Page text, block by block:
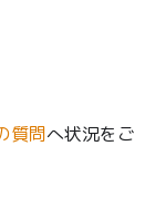
質問へ状況をご